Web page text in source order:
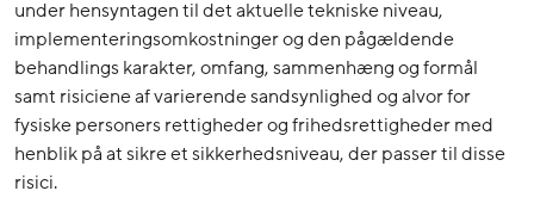
under hensyntagen til det aktuelle tekniske niveau,
implementeringsomkostninger og den pågældende
behandlings karakter, omfang, sammenhæng og formål
samt risiciene af varierende sandsynlighed og alvor for
fysiske personers rettigheder og frihedsrettigheder med
henblik på at sikre et sikkerhedsniveau, der passer til disse
risici.